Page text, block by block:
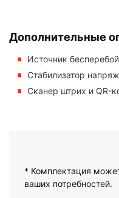
Дополнительные
Источник
Стабилизатор
Сканер штрих и QR-
* Комплектация
ваших потребностей.